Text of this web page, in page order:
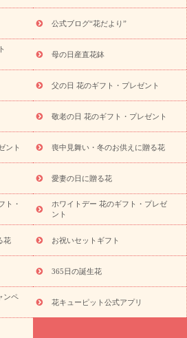
当日配達特急便 お祝い商品一覧
退院祝い・快気祝い
ットのお祝いフラワー
お供え・お悔やみの花
四十九日法要以
ペットのお供えフラワー
お盆（新
い返し お見舞い
お取り寄せギフト
観葉植物 ミディ胡蝶蘭
プリザーブ
探す アレンジメント 花束
スタ
お悔やみ 胡蝶蘭 胡蝶蘭・花鉢
ィ胡蝶蘭・お供え
世界初の青色胡蝶蘭
産直多肉植物
プリザーブドフラワー
花とセットギフト
セミオーダー
モア-）
花とみどりのeギフト
ー ピンク イエローオレンジ
レッ
トルコキキョウ
～ お祝い・4000円～
お祝い・
～ お祝い・ 10000円～
お供え・お
公式ブログ“花だより”
母の日産直花鉢
父の日 花のギフト・プレゼント
敬老の日 花のギフト・プレゼント
ント 喪中見舞い・冬のお供えに贈る花
愛妻の日に贈る花
ト・
ホワイトデー 花のギフト・プレゼ
ント
花 お祝いセットギフト
365日の誕生花
ンペ
花キューピット公式アプリ